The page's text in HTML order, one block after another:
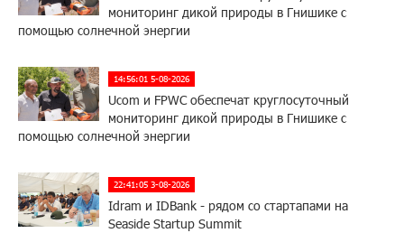
мониторинг дикой природы в Гнишике с
помощью солнечной энергии
14:56:01 5-08-2026
Ucom и FPWC обеспечат круглосуточный
мониторинг дикой природы в Гнишике с
помощью солнечной энергии
22:41:05 3-08-2026
Idram и IDBank - рядом со стартапами на
Seaside Startup Summit